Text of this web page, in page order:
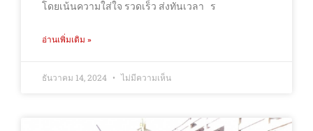
โดยเน้นความใส่ใจ รวดเร็ว ส่งทันเวลา ร
อ่านเพิ่มเติม »
ธันวาคม 14, 2024 ไม่มีความเห็น